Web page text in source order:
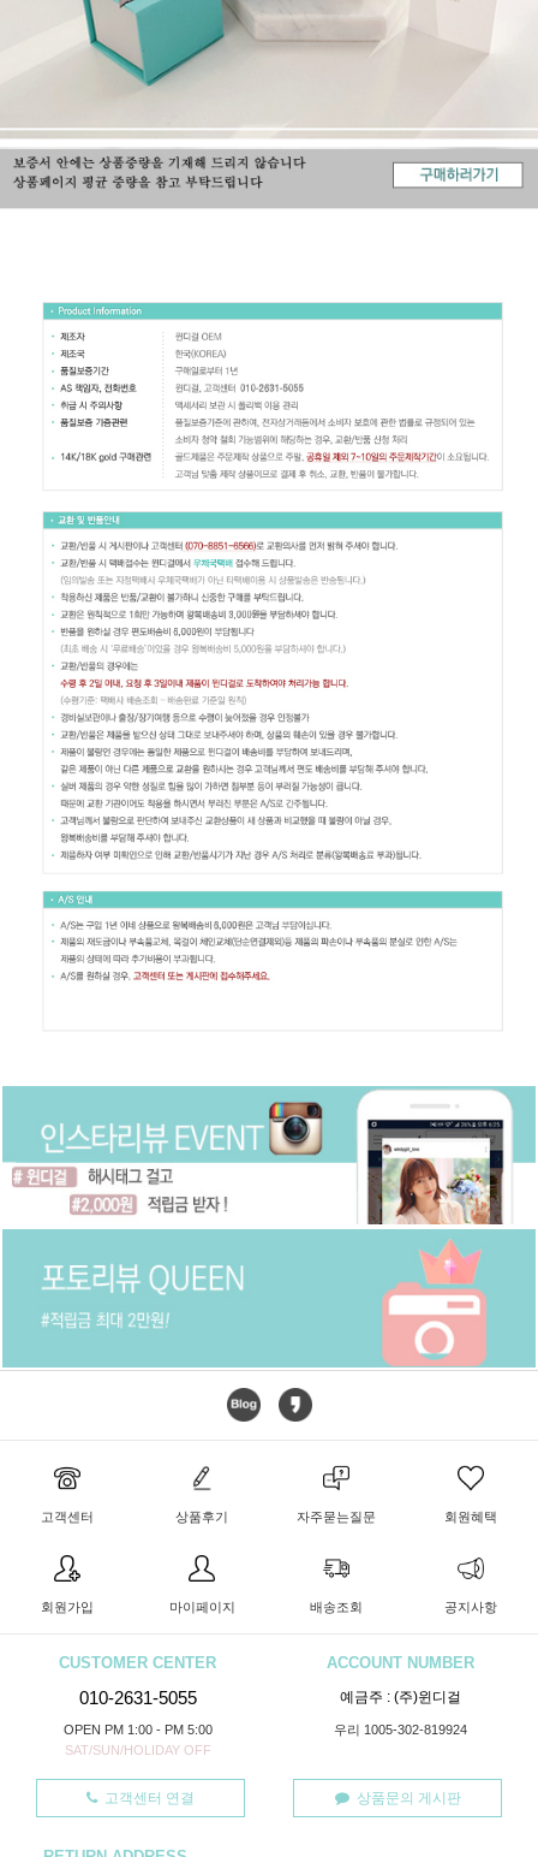
고객센터 상품후기 자주묻는질문 회원혜택
회원가입 마이페이지 배송조회 공지사항
CUSTOMER CENTER
010-2631-5055
OPEN PM 1:00 - PM 5:00
SAT/SUN/HOLIDAY OFF
ACCOUNT NUMBER
예금주 : (주)윈디걸
우리 1005-302-819924
고객센터 연결 상품문의 게시판